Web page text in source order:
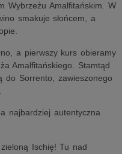
Wybrzeżu Amalfitańskim. W
smakuje słońcem, a
a pierwszy kurs obieramy
Amalfitańskiego. Stamtąd
do Sorrento, zawieszonego
najbardziej autentyczna
Ischię! Tu nad